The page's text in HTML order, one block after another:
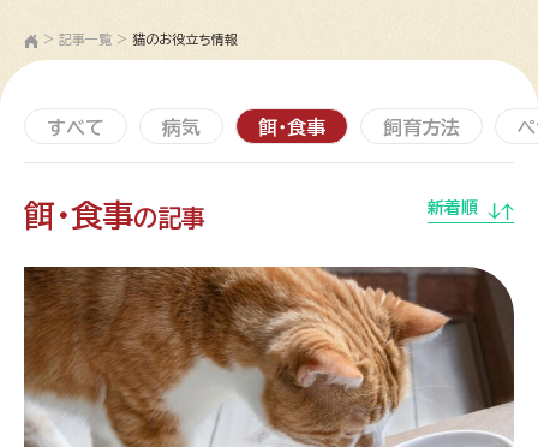
> 記事一覧 > 猫のお役立ち情報
すべて 病気 餌・食事 飼育方法
餌・食事の記事 新着順